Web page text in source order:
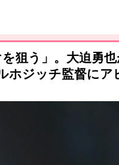
～エネルギー危機時代の猛
狙う」。大迫勇
ホジッチ監督にア